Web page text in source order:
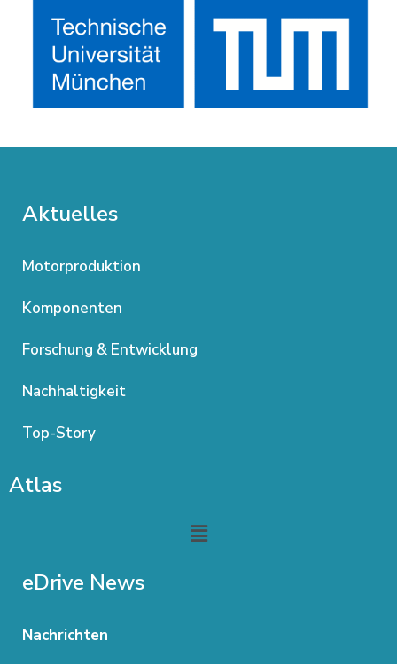
Aktuelles
Motorproduktion
Komponenten
Forschung & Entwicklung
Nachhaltigkeit
Top-Story
Atlas
Menu
eDrive News
Nachrichten